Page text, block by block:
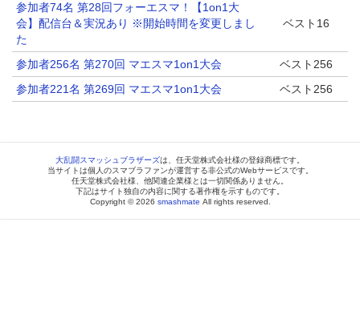
参加者74名 第28回フォーエスマ！【1on1大
会】配信台＆実況あり ※開始時間を変更しまし
た
ベスト16
参加者256名 第270回 マエスマ1on1大会
ベスト256
参加者221名 第269回 マエスマ1on1大会
ベスト256
大乱闘スマッシュブラザーズは、任天堂株式会社様の登録商標です。
当サイトは個人のスマブラファンが運営する非公式のWebサービスです。
任天堂株式会社様、他関連企業様とは一切関係ありません。
下記はサイト独自の内容に関する著作権を示すものです。
Copyright © 2026 smashmate All rights reserved.